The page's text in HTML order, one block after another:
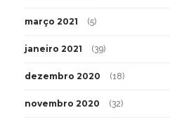
março 2021 (5)
janeiro 2021 (39)
dezembro 2020 (18)
novembro 2020 (32)